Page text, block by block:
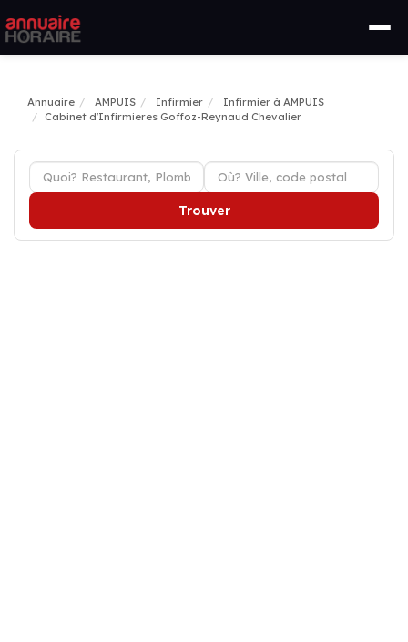
Annuaire AMPUIS Infirmier
Infirmier à AMPUIS
Cabinet d'Infirmieres Goffoz-Reynaud Chevalier
Trouver